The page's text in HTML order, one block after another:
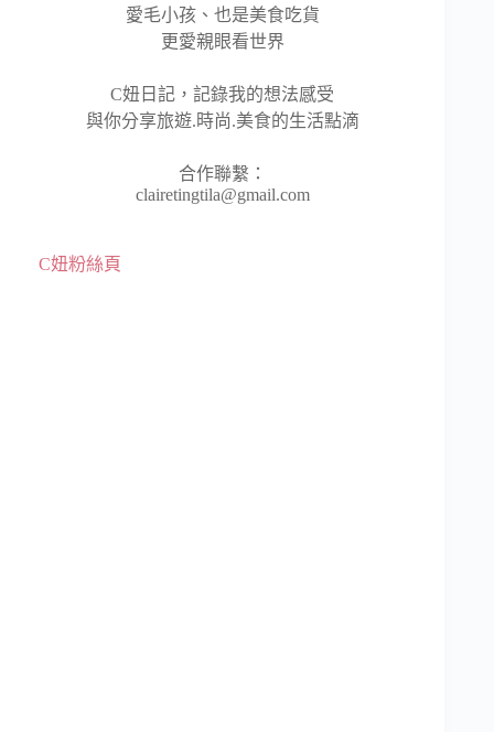
愛毛小孩、也是美食吃貨
更愛親眼看世界
C妞日記，記錄我的想法感受
與你分享旅遊.時尚.美食的生活點滴
合作聯繫：
clairetingtila@gmail.com
C妞粉絲頁